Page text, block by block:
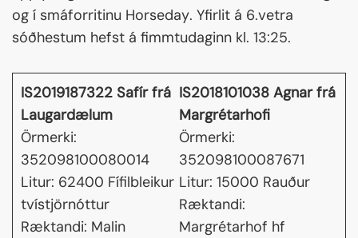
og í smáforritinu Horseday. Yfirlit á 6.vetra
sóðhestum hefst á fimmtudaginn kl. 13:25.
IS2019187322 Safír frá
Laugardælum
Örmerki:
352098100080014
Litur: 62400 Fífilbleikur
tvístjörnóttur
Ræktandi: Malin
IS2018101038 Agnar frá
Margrétarhofi
Örmerki:
352098100087671
Litur: 15000 Rauður
Ræktandi:
Margrétarhof hf